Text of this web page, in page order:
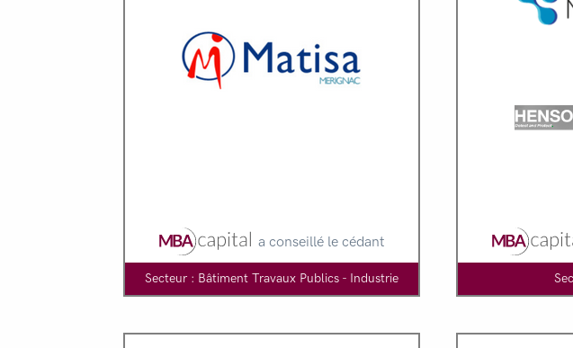
a conseillé le cédant
Secteur : Bâtiment Travaux Publics - Industrie